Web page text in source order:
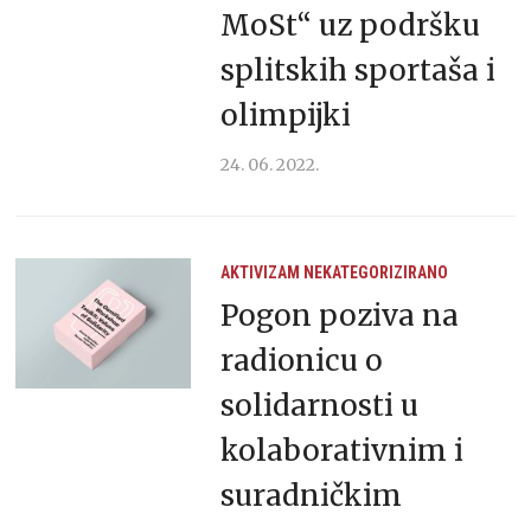
MoSt“ uz podršku
splitskih sportaša i
olimpijki
24. 06. 2022.
AKTIVIZAM NEKATEGORIZIRANO
Pogon poziva na
radionicu o
solidarnosti u
kolaborativnim i
suradničkim